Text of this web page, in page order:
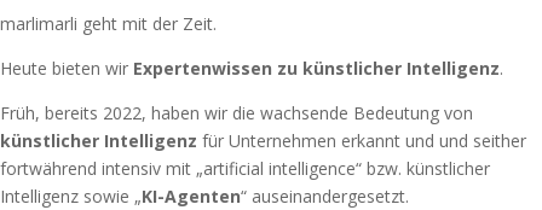
marlimarli geht mit der Zeit.
Heute bieten wir Expertenwissen zu künstlicher Intelligenz.
Früh, bereits 2022, haben wir die wachsende Bedeutung von
künstlicher Intelligenz für Unternehmen erkannt und und seither
fortwährend intensiv mit „artificial intelligence“ bzw. künstlicher
Intelligenz sowie „KI-Agenten“ auseinandergesetzt.